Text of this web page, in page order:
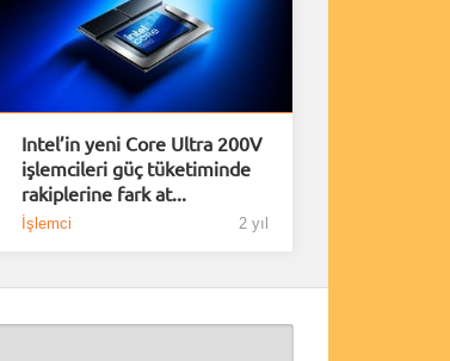
Intel’in yeni Core Ultra 200V
işlemcileri güç tüketiminde
rakiplerine fark at...
İşlemci 2 yıl